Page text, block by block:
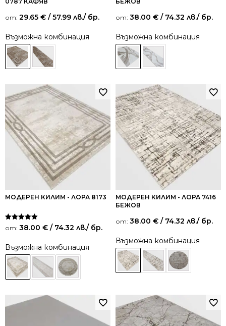
от: 29.65 € / 57.99 лв./ бр.
Възможна комбинация
от: 38.00 € / 74.32 лв./ бр.
Възможна комбинация
МОДЕРЕН КИЛИМ - ЛОРА 8173
Оценено на
5.00
от: 38.00 € / 74.32 лв./ бр.
Възможна комбинация
МОДЕРЕН КИЛИМ - ЛОРА 7416
БЕЖОВ
от: 38.00 € / 74.32 лв./ бр.
Възможна комбинация